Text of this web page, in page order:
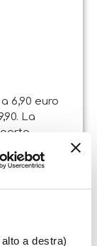
alto a destra)
6,90 euro
La
e